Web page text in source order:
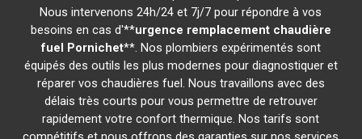
Nous intervenons 24h/24 et 7j/7 pour répondre à vos
besoins en cas d'**urgence remplacement chaudière
fuel Pornichet**. Nos plombiers expérimentés sont
équipés des outils les plus modernes pour diagnostiquer et
réparer vos chaudières fuel. Nous travaillons avec des
délais très courts pour vous permettre de retrouver
rapidement votre confort thermique. Nos tarifs sont